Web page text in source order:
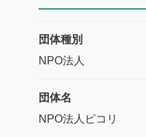
団体種別
NPO法人
団体名
NPO法人ピコリ